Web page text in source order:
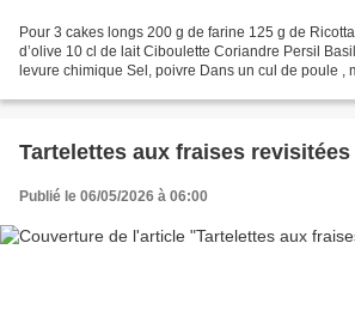
Pour 3 cakes longs 200 g de farine 125 g de
d’olive 10 cl de lait Ciboulette Coriandre Persil
levure chimique Sel, poivre Dans un cul de poule ,
Tartelettes aux fraises revisitées
Publié le 06/05/2026 à 06:00